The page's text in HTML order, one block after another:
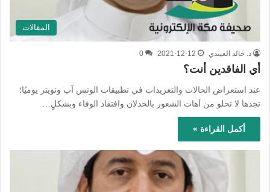
المقالات
د. خالد العييدي 2021-12-12
0
أي الفاقدين أنت؟
عند استعراض الحالات والتغريدات في تطبيقات الوتس آب وتويتر يوميًا؛
تجدها لا تخلو من آهات الشعور بالخذلان وافتقاد الوفاء وبشكلٍ…
أكمل القراءة »